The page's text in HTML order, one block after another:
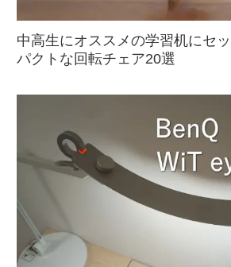
中高生にオススメの学習机にセ
パクトな回転チェア20選